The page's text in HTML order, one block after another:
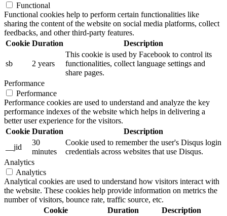
Functional
Functional cookies help to perform certain functionalities like
sharing the content of the website on social media platforms, collect
feedbacks, and other third-party features.
Cookie Duration Description
sb 2 years
This cookie is used by Facebook to control its
functionalities, collect language settings and
share pages.
Performance
Performance
Performance cookies are used to understand and analyze the key
performance indexes of the website which helps in delivering a
better user experience for the visitors.
Cookie Duration
Description
__jid
30
minutes
Cookie used to remember the user's Disqus login
credentials across websites that use Disqus.
Analytics
Analytics
Analytical cookies are used to understand how visitors interact with
the website. These cookies help provide information on metrics the
number of visitors, bounce rate, traffic source, etc.
Cookie
Duration Description